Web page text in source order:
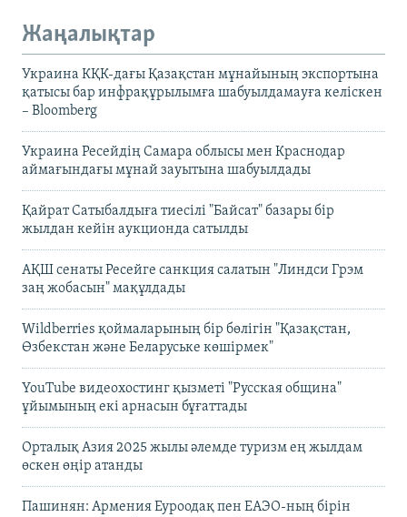
Жаңалықтар
Украина КҚК-дағы Қазақстан мұнайының экспортына
қатысы бар инфрақұрылымға шабуылдамауға келіскен
– Bloomberg
Украина Ресейдің Самара облысы мен Краснодар
аймағындағы мұнай зауытына шабуылдады
Қайрат Сатыбалдыға тиесілі "Байсат" базары бір
жылдан кейін аукционда сатылды
АҚШ сенаты Ресейге санкция салатын "Линдси Грэм
заң жобасын" мақұлдады
Wildberries қоймаларының бір бөлігін "Қазақстан,
Өзбекстан және Беларуське көшірмек"
YouTube видеохостинг қызметі "Русская община"
ұйымының екі арнасын бұғаттады
Орталық Азия 2025 жылы әлемде туризм ең жылдам
өскен өңір атанды
Пашинян: Армения Еуроодақ пен ЕАЭО-ның бірін